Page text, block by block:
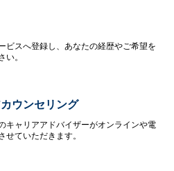
ビスへ登録し、あなたの経歴やご希望を
い。
ウンセリング
キャリアアドバイザーがオンラインや電
せていただきます。